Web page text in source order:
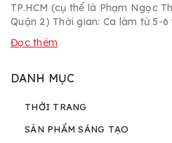
TP.HCM (cụ thể là Phạm Ngọc
Quận 2) Thời gian: Ca làm từ 5-
Đọc thêm
DANH MỤC
THỜI TRANG
SẢN PHẨM SÁNG TẠO